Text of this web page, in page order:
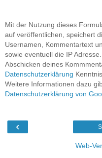
Mit der Nutzung dieses
auf veröffentlichen, speichert
Usernamen, Kommentartext
sowie eventuell die IP
Abschicken deines
Datenschutzerklärung
Weitere Informationen dazu
Datenschutzerklärung von
‹
Web-